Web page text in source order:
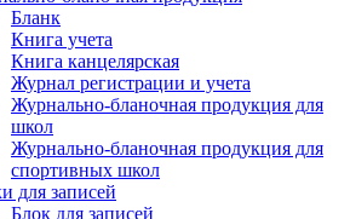
Бланк
Книга учета
Книга канцелярская
Журнал регистрации и учета
Журнально-бланочная продукция для
школ
Журнально-бланочная продукция для
спортивных школ
для записей
Блок для записей